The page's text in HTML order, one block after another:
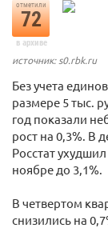
отметили
72
в архиве
источник: s0.rbk.ru
Без учета
размере 5 тыс.
год показали
рост на 0,3%. В
Росстат
ноябре до 3,1%.
В четвертом
снизились на